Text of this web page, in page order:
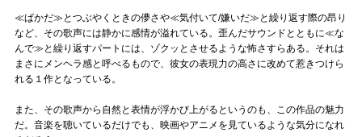
≪ばかだ≫とつぶやくときの儚さや≪気付いて/嫌いだ≫と繰り返す際の昂り
など、その歌声には静かに感情が溢れている。歪んだサウンドとともに≪な
んで≫と繰り返すパートには、ゾクッとさせるような怖さすらある。それは
まさにメンヘラ感と呼べるもので、彼女の表現力の高さに改めて惹きつけら
れる１作となっている。
また、その歌声から自然と表情が浮かび上がるというのも、この作品の魅力
だ。音楽を聴いているだけでも、映画やアニメを見ているような気分になれ